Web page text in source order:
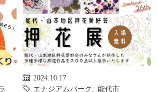
2024.10.17
エナジアムパーク
能代市